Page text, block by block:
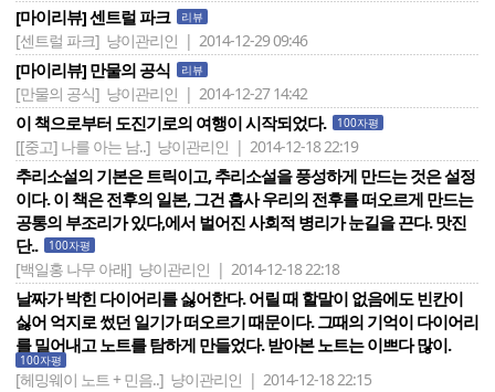
[마이리뷰] 센트럴 파크 리뷰
[센트럴 파크] 냥이관리인 | 2014-12-29 09:46
[마이리뷰] 만물의 공식 리뷰
[만물의 공식] 냥이관리인 | 2014-12-27 14:42
이 책으로부터 도진기로의 여행이 시작되었다. 100자평
[[중고] 나를 아는 남..] 냥이관리인 | 2014-12-18 22:19
추리소설의 기본은 트릭이고, 추리소설을 풍성하게 만드는 것은 설정
이다. 이 책은 전후의 일본, 그건 흡사 우리의 전후를 떠오르게 만드는
공통의 부조리가 있다,에서 벌어진 사회적 병리가 눈길을 끈다. 맛진
단..
100자평
[백일홍 나무 아래] 냥이관리인 | 2014-12-18 22:18
날짜가 박힌 다이어리를 싫어한다. 어릴 때 할말이 없음에도 빈칸이
싫어 억지로 썼던 일기가 떠오르기 때문이다. 그때의 기억이 다이어리
를 밀어내고 노트를 탐하게 만들었다. 받아본 노트는 이쁘다 많이.
100자평
[헤밍웨이 노트 + 민음..] 냥이관리인 | 2014-12-18 22:15